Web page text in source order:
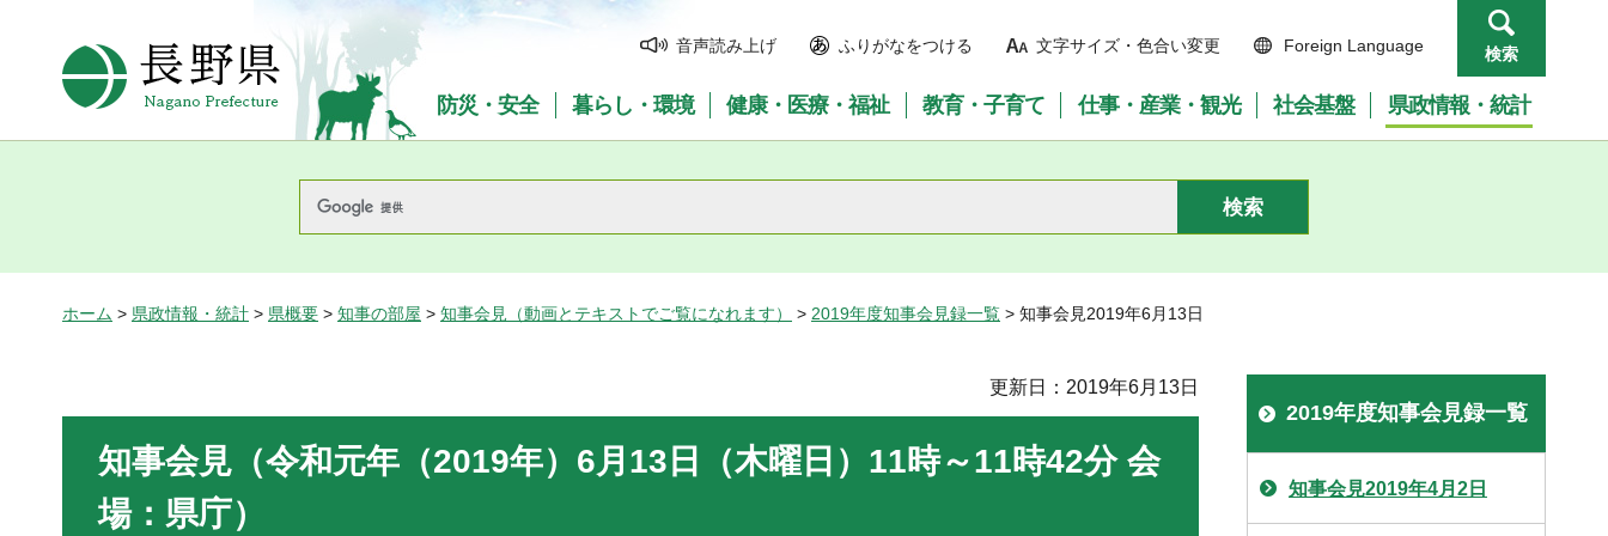
長野県Nagano Prefecture
音声読み上げ ふりがなをつける 文字サイズ・色合い変更 Foreign Language 検索
防災・安全 暮らし・環境 健康・医療・福祉 教育・子育て 仕事・産業・観光 社会基盤 県政情報・統計
ホーム > 県政情報・統計 > 県概要 > 知事の部屋 > 知事会見（動画とテキストでご覧になれます） > 2019年度知事会見録一覧 > 知事会見2019年6月13日
更新日：2019年6月13日
知事会見（令和元年（2019年）6月13日（木曜日）11時～11時42分 会
場：県庁）
2019年度知事会見録一覧
知事会見2019年4月2日